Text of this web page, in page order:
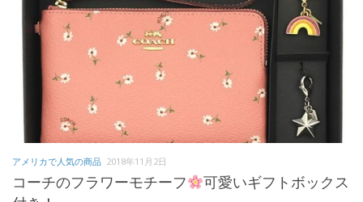
アメリカで人気の商品 2018年11月2日
コーチのフラワーモチーフ
可愛いギフトボックス